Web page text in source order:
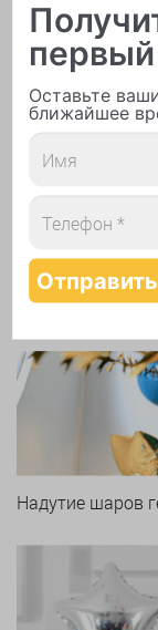
Печать логотипа
Арки и
Надутие шаров
первый
Оставьте
ближайшее